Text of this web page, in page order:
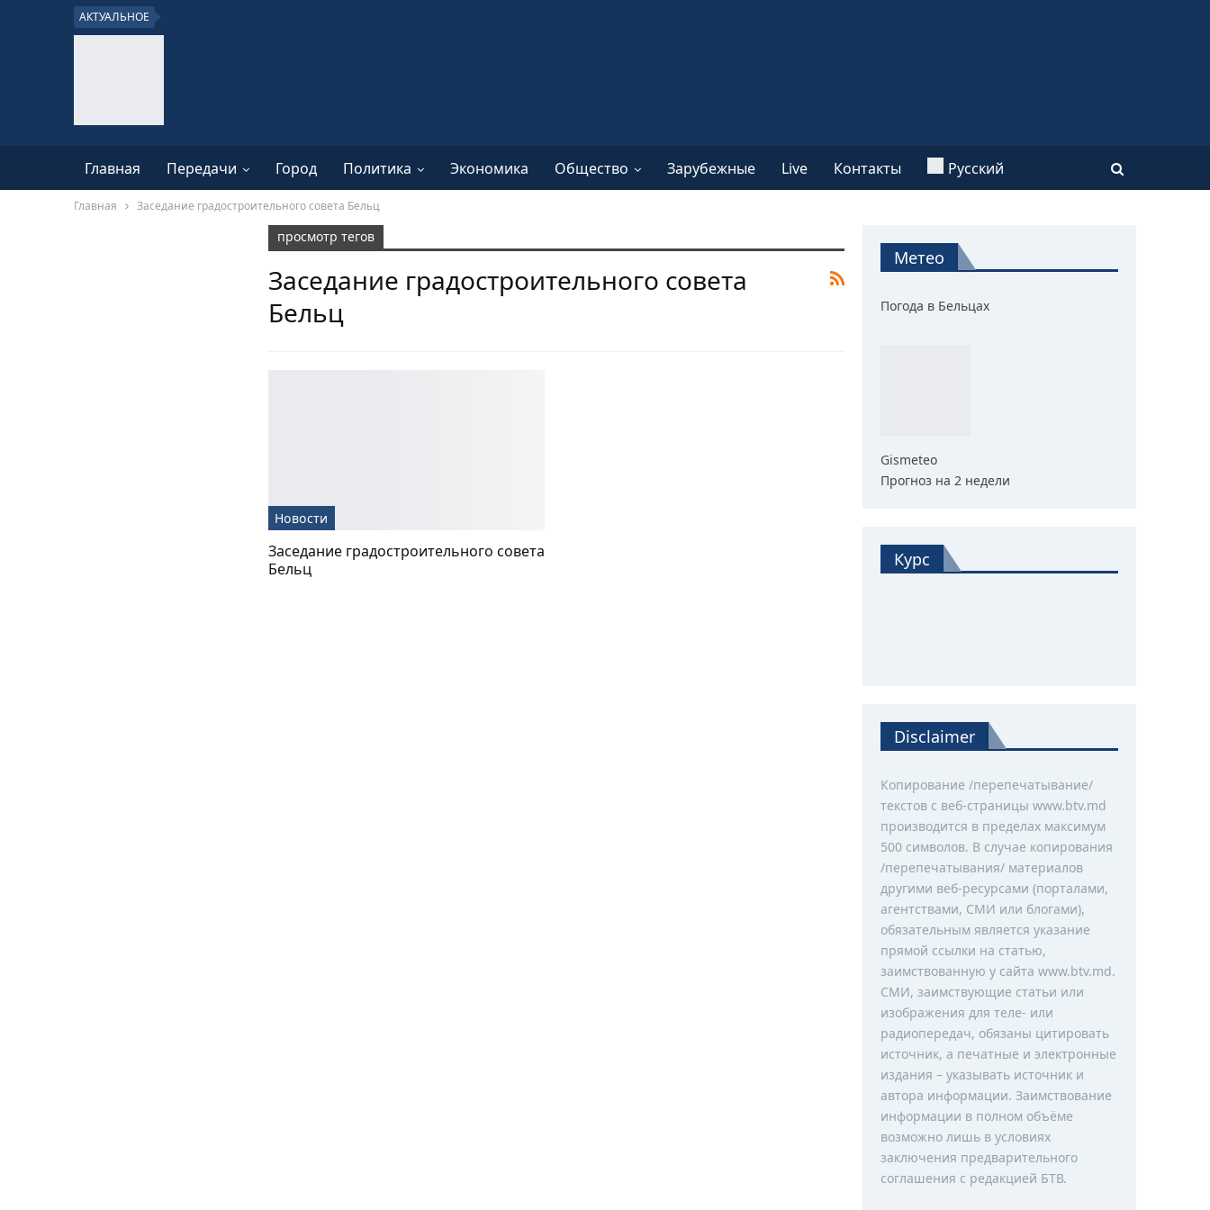
АКТУАЛЬНОЕ
Главная Передачи Город Политика Экономика Общество Зарубежные Live Контакты Русский
Главная Заседание градостроительного совета Бельц
просмотр тегов
Заседание градостроительного совета
Бельц
Новости
Заседание градостроительного совета
Бельц
Метео
Погода в Бельцах
Gismeteo
Прогноз на 2 недели
Курс
Disclaimer
Копирование /перепечатывание/
текстов с веб-страницы www.btv.md
производится в пределах максимум
500 символов. В случае копирования
/перепечатывания/ материалов
другими веб-ресурсами (порталами,
агентствами, СМИ или блогами),
обязательным является указание
прямой ссылки на статью,
заимствованную у сайта www.btv.md.
СМИ, заимствующие статьи или
изображения для теле- или
радиопередач, обязаны цитировать
источник, а печатные и электронные
издания – указывать источник и
автора информации. Заимствование
информации в полном объёме
возможно лишь в условиях
заключения предварительного
соглашения с редакцией БТВ.